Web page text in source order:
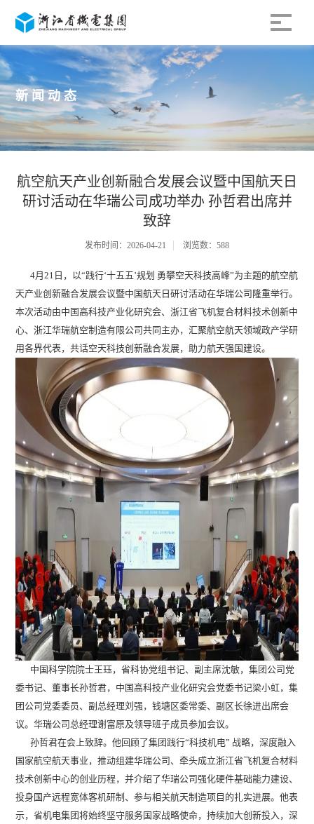
新闻动态
航空航天产业创新融合发展会议暨中国航天日
研讨活动在华瑞公司成功举办 孙哲君出席并
致辞
发布时间：2026-04-21 浏览数：588
4月21日，以“践行‘十五五’规划 勇攀空天科技高峰”为主题的航空航
天产业创新融合发展会议暨中国航天日研讨活动在华瑞公司隆重举行。
本次活动由中国高科技产业化研究会、浙江省飞机复合材料技术创新中
心、浙江华瑞航空制造有限公司共同主办，汇聚航空航天领域政产学研
用各界代表，共话空天科技创新融合发展，助力航天强国建设。
中国科学院院士王珏，省科协党组书记、副主席沈敏，集团公司党
委书记、董事长孙哲君，中国高科技产业化研究会党委书记梁小虹，集
团公司党委委员、副总经理刘强，钱塘区委常委、副区长徐进出席会
议。华瑞公司总经理谢富原及领导班子成员参加会议。
孙哲君在会上致辞。他回顾了集团践行“科技机电” 战略，深度融入
国家航空航天事业，推动组建华瑞公司、牵头成立浙江省飞机复合材料
技术创新中心的创业历程，并介绍了华瑞公司强化硬件基础能力建设、
投身国产远程宽体客机研制、参与相关航天制造项目的扎实进展。他表
示，省机电集团将始终坚守服务国家战略使命，持续加大创新投入，深